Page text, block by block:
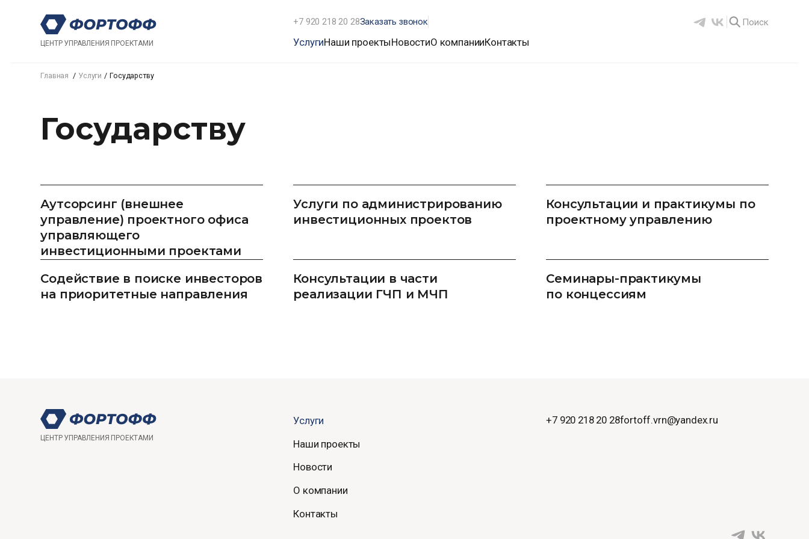
ЦЕНТР УПРАВЛЕНИЯ ПРОЕКТАМИ
+7 920 218 20 28Заказать звонок Поиск
УслугиНаши проектыНовостиО компанииКонтакты
Главная Услуги Государству
Государству
Аутсорсинг (внешнее
управление) проектного офиса
управляющего
инвестиционными проектами
Услуги по администрированию
инвестиционных проектов
Консультации и практикумы по
проектному управлению
Содействие в поиске инвесторов
на приоритетные направления
Консультации в части
реализации ГЧП и МЧП
Семинары-практикумы
по концессиям
ЦЕНТР УПРАВЛЕНИЯ ПРОЕКТАМИ
Услуги
Наши проекты
Новости
О компании
Контакты
+7 920 218 20 28fortoff.vrn@yandex.ru